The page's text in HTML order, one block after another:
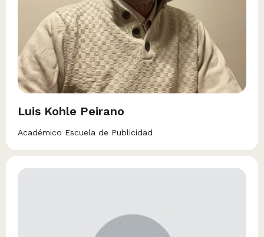
Luis Kohle Peirano
Académico Escuela de Publicidad